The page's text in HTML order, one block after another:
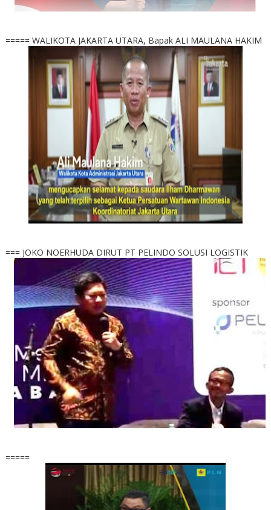
===== WALIKOTA JAKARTA UTARA, Bapak ALI MAULANA HAKIM
=== JOKO NOERHUDA DIRUT PT PELINDO SOLUSI LOGISTIK
=====